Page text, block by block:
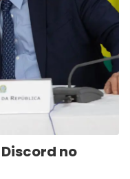
no